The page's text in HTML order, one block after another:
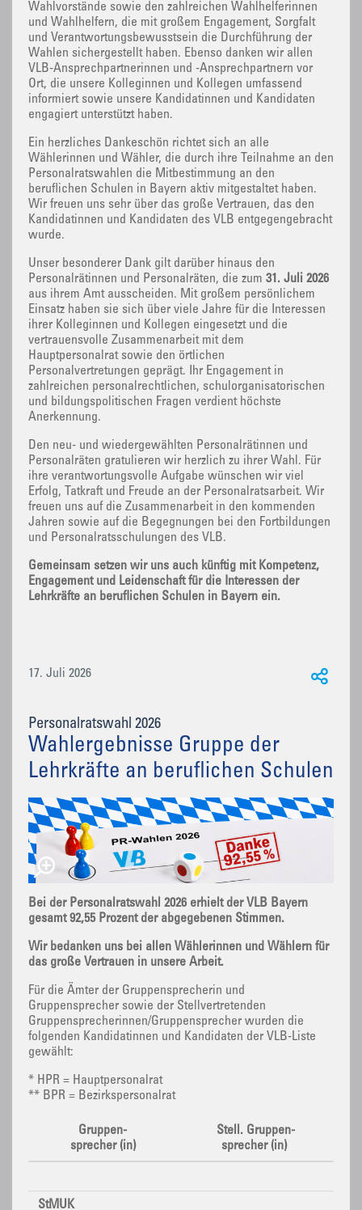
Wahlvorstände sowie den zahlreichen Wahlhelferinnen
und Wahlhelfern, die mit großem Engagement, Sorgfalt
und Verantwortungsbewusstsein die Durchführung der
Wahlen sichergestellt haben. Ebenso danken wir allen
VLB-Ansprechpartnerinnen und -Ansprechpartnern vor
Ort, die unsere Kolleginnen und Kollegen umfassend
informiert sowie unsere Kandidatinnen und Kandidaten
engagiert unterstützt haben.
Ein herzliches Dankeschön richtet sich an alle
Wählerinnen und Wähler, die durch ihre Teilnahme an den
Personalratswahlen die Mitbestimmung an den
beruflichen Schulen in Bayern aktiv mitgestaltet haben.
Wir freuen uns sehr über das große Vertrauen, das den
Kandidatinnen und Kandidaten des VLB entgegengebracht
wurde.
Unser besonderer Dank gilt darüber hinaus den
Personalrätinnen und Personalräten, die zum 31. Juli 2026
aus ihrem Amt ausscheiden. Mit großem persönlichem
Einsatz haben sie sich über viele Jahre für die Interessen
ihrer Kolleginnen und Kollegen eingesetzt und die
vertrauensvolle Zusammenarbeit mit dem
Hauptpersonalrat sowie den örtlichen
Personalvertretungen geprägt. Ihr Engagement in
zahlreichen personalrechtlichen, schulorganisatorischen
und bildungspolitischen Fragen verdient höchste
Anerkennung.
Den neu- und wiedergewählten Personalrätinnen und
Personalräten gratulieren wir herzlich zu ihrer Wahl. Für
ihre verantwortungsvolle Aufgabe wünschen wir viel
Erfolg, Tatkraft und Freude an der Personalratsarbeit. Wir
freuen uns auf die Zusammenarbeit in den kommenden
Jahren sowie auf die Begegnungen bei den Fortbildungen
und Personalratsschulungen des VLB.
Gemeinsam setzen wir uns auch künftig mit Kompetenz,
Engagement und Leidenschaft für die Interessen der
Lehrkräfte an beruflichen Schulen in Bayern ein.
17. Juli 2026
Personalratswahl 2026
Wahlergebnisse Gruppe der
Lehrkräfte an beruflichen Schulen
Bei der Personalratswahl 2026 erhielt der VLB Bayern
gesamt 92,55 Prozent der abgegebenen Stimmen.
Wir bedanken uns bei allen Wählerinnen und Wählern für
das große Vertrauen in unsere Arbeit.
Für die Ämter der Gruppensprecherin und
Gruppensprecher sowie der Stellvertretenden
Gruppensprecherinnen/Gruppensprecher wurden die
folgenden Kandidatinnen und Kandidaten der VLB-Liste
gewählt:
* HPR = Hauptpersonalrat
** BPR = Bezirkspersonalrat
Gruppen-
sprecher (in)
Stell. Gruppen-
sprecher (in)
StMUK